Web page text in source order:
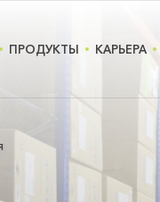
ПРОДУКТЫ КАРЬЕРА